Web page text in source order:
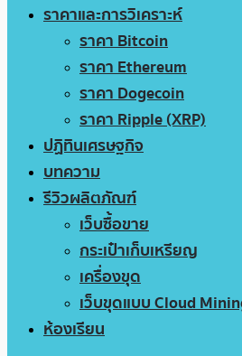
ราคาและการวิเคราะห์
ราคา Bitcoin
ราคา Ethereum
ราคา Dogecoin
ราคา Ripple (XRP)
ปฏิทินเศรษฐกิจ
บทความ
รีวิวผลิตภัณฑ์
เว็บซื้อขาย
กระเป๋าเก็บเหรียญ
เครื่องขุด
เว็บขุดแบบ Cloud
ห้องเรียน